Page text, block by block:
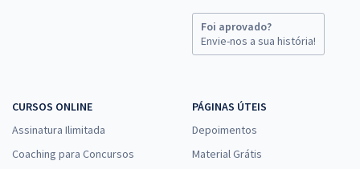
Foi aprovado?
Envie-nos a sua história!
CURSOS ONLINE
Assinatura Ilimitada
Coaching para Concursos
PÁGINAS ÚTEIS
Depoimentos
Material Grátis